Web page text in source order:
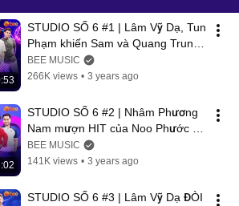
STUDIO SỐ 6 #1 | Lâm Vỹ Dạ, Tun
Phạm khiến Sam và Quang Trung
HOANG MANG khi trình diễn HIT
của Erik
BEE MUSIC
266K views • 3 years ago
STUDIO SỐ 6 #2 | Nhâm Phương
Nam mượn HIT của Noo Phước
Thịnh THEO ĐUỔI Lâm Vỹ Dạ
khiến Sam GHEN TỴ
BEE MUSIC
141K views • 3 years ago
STUDIO SỐ 6 #3 | Lâm Vỹ Dạ ĐÒI